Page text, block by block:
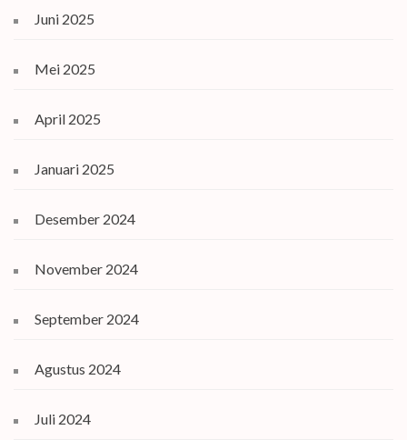
Juni 2025
Mei 2025
April 2025
Januari 2025
Desember 2024
November 2024
September 2024
Agustus 2024
Juli 2024